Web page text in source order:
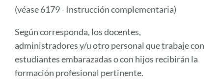
(véase 6179 - Instrucción complementaria)
Según corresponda, los docentes,
administradores y/u otro personal que trabaje con
estudiantes embarazadas o con hijos recibirán la
formación profesional pertinente.